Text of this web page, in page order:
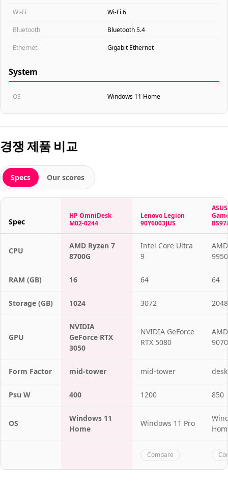
Wi-Fi Wi-Fi 6
Bluetooth Bluetooth 5.4
Ethernet Gigabit Ethernet
System
OS Windows 11 Home
경쟁 제품 비교
Specs Our scores
Spec
HP OmniDesk
M02-0244
Lenovo Legion
90Y6003JUS
CPU
AMD Ryzen 7
8700G
Intel Core Ultra
9
RAM (GB) 16 64 64
Storage (GB) 1024 3072 2048
GPU
NVIDIA
GeForce RTX
3050
NVIDIA GeForce
RTX 5080
Form Factor mid-tower mid-tower
Psu W 400 1200 850
OS
Windows 11
Home
Windows 11 Pro
Compare